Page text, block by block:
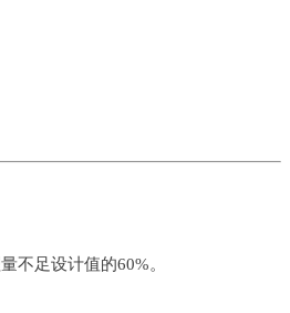
不足设计值的60%。